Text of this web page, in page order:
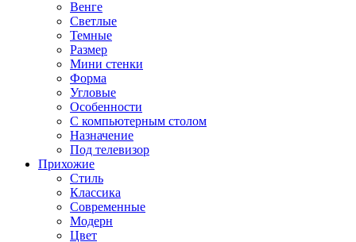
Венге
Светлые
Темные
Размер
Мини стенки
Форма
Угловые
Особенности
С компьютерным столом
Назначение
Под телевизор
Прихожие
Стиль
Классика
Современные
Модерн
Цвет